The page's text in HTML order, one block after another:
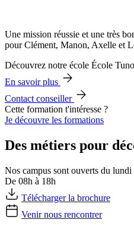
Une mission réussie et une très
pour Clément, Manon, Axelle et
Découvrez notre école École
En savoir plus
Contact conseiller
Cette formation t'intéresse ?
Je découvre les formations
Des métiers pour
Nos campus sont ouverts du lundi
De 08h à 18h
Télécharger la brochure
Venir nous rencontrer